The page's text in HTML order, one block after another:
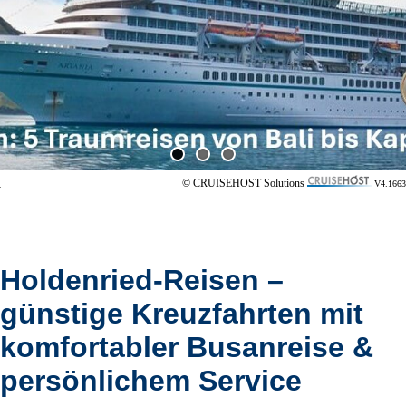
© CRUISEHOST Solutions V4.1663
Holdenried-Reisen –
günstige Kreuzfahrten mit
komfortabler Busanreise &
persönlichem Service